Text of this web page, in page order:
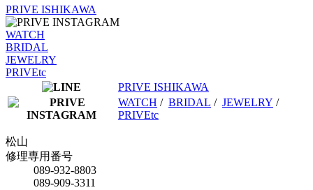
PRIVE ISHIKAWA
WATCH
BRIDAL
JEWELRY
PRIVEtc
PRIVE ISHIKAWA
WATCH / BRIDAL / JEWELRY /
PRIVEtc
松山
修理専用番号
089-932-8803
089-909-3311